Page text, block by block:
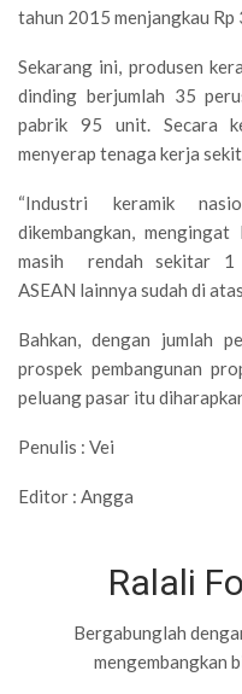
tahun 2015 menjangkau
Sekarang ini, produsen
dinding berjumlah 35
pabrik 95 unit. Secara
menyerap tenaga kerja
“Industri keramik
dikembangkan,
masih rendah sekitar 1
ASEAN lainnya sudah di
Bahkan, dengan jumlah
prospek pembangunan
peluang pasar itu
Penulis : Vei
Editor : Angga
Ralali
Bergabunglah
mengembangkan